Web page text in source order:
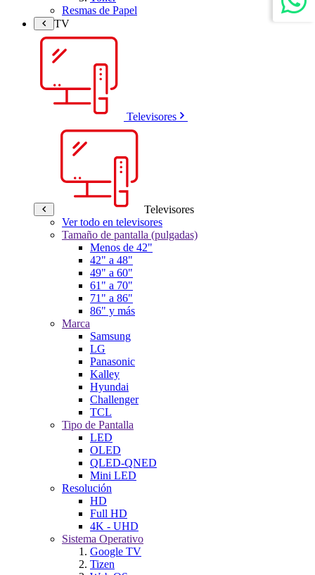
Resmas de Papel
TV
Televisores
Televisores
Ver todo en televisores
Tamaño de pantalla (pulgadas)
Menos de 42"
42" a 48"
49" a 60"
61" a 70"
71" a 86"
86" y más
Marca
Samsung
LG
Panasonic
Kalley
Hyundai
Challenger
TCL
Tipo de Pantalla
LED
OLED
QLED-QNED
Mini LED
Resolución
HD
Full HD
4K - UHD
Sistema Operativo
Google TV
Tizen